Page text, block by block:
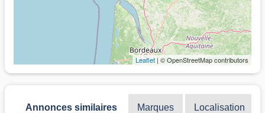
Leaflet | © OpenStreetMap contributors
Annonces similaires Marques Localisation